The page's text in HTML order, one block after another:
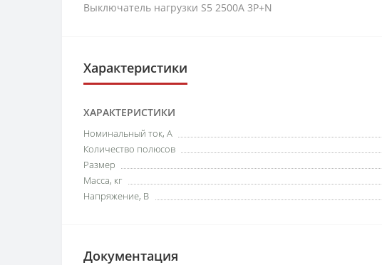
Выключатель нагрузки S5 2500A 3P+N
Характеристики
ХАРАКТЕРИСТИКИ
Номинальный ток, А
Количество полюсов
Размер
Масса, кг
Напряжение, В
Документация